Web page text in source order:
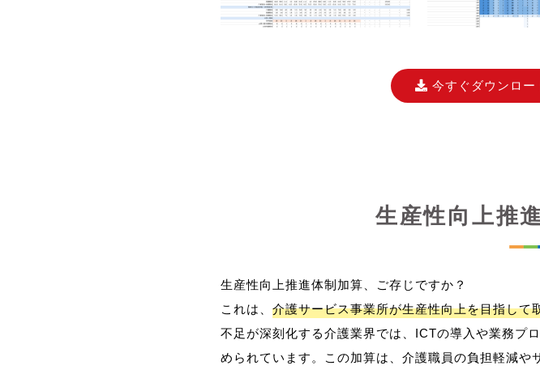
今すぐダウンロー
生産性向上推
生産性向上推進体制加算、ご存じですか？
これは、 介護サービス事業所が生産性向上を目指し
不足が深刻化する介護業界では、ICTの導入や業務プ
められています。この加算は、介護職員の負担軽減